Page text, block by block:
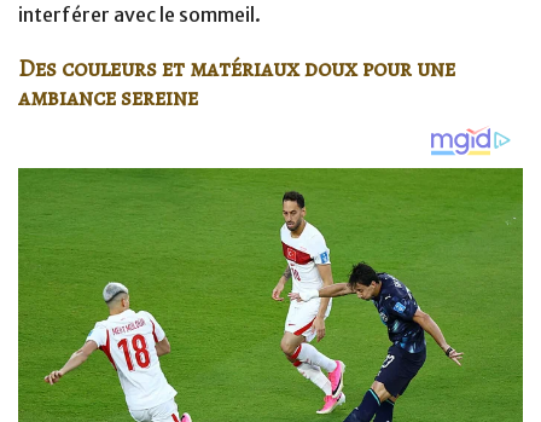
interférer avec le sommeil.
Des couleurs et matériaux doux pour une
ambiance sereine